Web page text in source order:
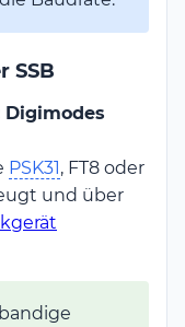
SSB
Digimodes
PSK31, FT8 oder
und über